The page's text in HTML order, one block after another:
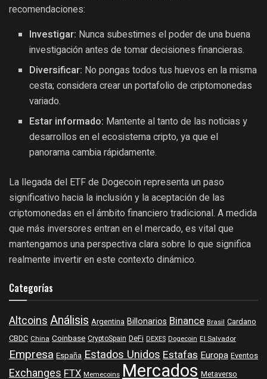
recomendaciones:
Investigar: Nunca subestimes el poder de una buena
investigación antes de tomar decisiones financieras.
Diversificar: No pongas todos tus huevos en la misma
cesta; considera crear un portafolio de criptomonedas
variado.
Estar informado: Mantente al tanto de las noticias y
desarrollos en el ecosistema cripto, ya que el
panorama cambia rápidamente.
La llegada del ETF de Dogecoin representa un paso
significativo hacia la inclusión y la aceptación de las
criptomonedas en el ámbito financiero tradicional. A medida
que más inversores entran en el mercado, es vital que
mantengamos una perspectiva clara sobre lo que significa
realmente invertir en este contexto dinámico.
Categorías
Altcoins Análisis Argentina Billonarios Binance Brasil Cardano
CBDC China Coinbase CryptoSpain DeFi DEXES Dogecoin El Salvador
Empresa España Estados Unidos Estafas Europa Eventos
Exchanges FTX Memecoins Mercados Metaverso